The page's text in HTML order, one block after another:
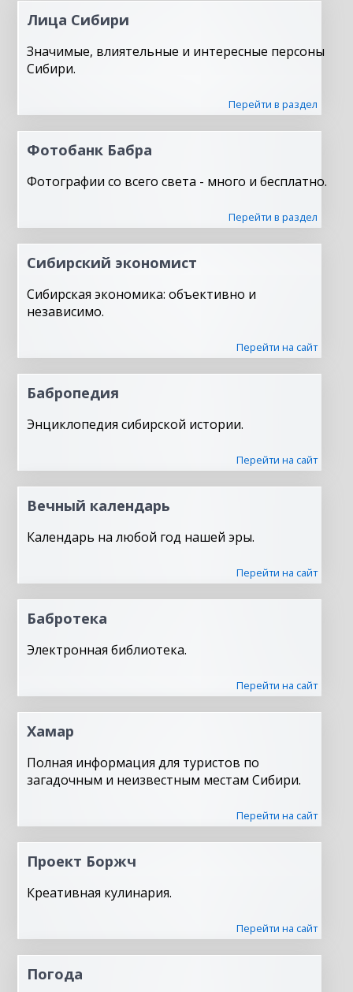
Лица Сибири
Значимые, влиятельные и интересные персоны
Сибири.
Перейти в раздел
Фотобанк Бабра
Фотографии со всего света - много и бесплатно.
Перейти в раздел
Сибирский экономист
Сибирская экономика: объективно и
независимо.
Перейти на сайт
Бабропедия
Энциклопедия сибирской истории.
Перейти на сайт
Вечный календарь
Календарь на любой год нашей эры.
Перейти на сайт
Бабротека
Электронная библиотека.
Перейти на сайт
Хамар
Полная информация для туристов по
загадочным и неизвестным местам Сибири.
Перейти на сайт
Проект Боржч
Креативная кулинария.
Перейти на сайт
Погода